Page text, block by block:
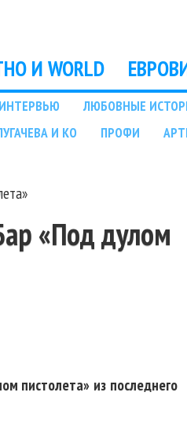
И WORLD
ИНТЕРВЬЮ ЛЮБОВНЫЕ
И КО ПРОФИ
«Под дулом
пистолета» из последнего